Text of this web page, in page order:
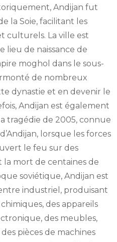
Andijan fut
la Soie, facilitant les
culturels. La ville est
de naissance de
moghol dans le sous-
de nombreux
dynastie et en devenir le
Andijan est également
tragédie de 2005, connue
lorsque les forces
le feu sur des
mort de centaines de
soviétique, Andijan est
industriel, produisant
des appareils
des meubles,
pièces de machines